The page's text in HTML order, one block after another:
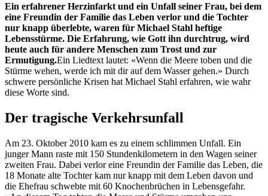
Ein erfahrener Herzinfarkt und ein Unfall seiner Frau, bei dem
eine Freundin der Familie das Leben verlor und die Tochter
nur knapp überlebte, waren für Michael Stahl heftige
Lebensstürme. Die Erfahrung, wie Gott ihn durchtrug, wird
heute auch für andere Menschen zum Trost und zur
Ermutigung.Ein Liedtext lautet: «Wenn die Meere toben und die
Stürme wehen, werde ich mit dir auf dem Wasser gehen.» Durch
schwere persönliche Krisen hat Michael Stahl erfahren, wie wahr
diese Worte sind.
Der tragische Verkehrsunfall
Am 23. Oktober 2010 kam es zu einem schlimmen Unfall. Ein
junger Mann raste mit 150 Stundenkilometern in den Wagen seiner
zweiten Frau. Dabei verlor eine Freundin der Familie das Leben, die
18 Monate alte Tochter kam nur knapp mit dem Leben davon und
die Ehefrau schwebte mit 60 Knochenbrüchen in Lebensgefahr.